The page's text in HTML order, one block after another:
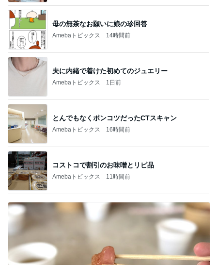
母の無茶なお願いに娘の珍回答
Amebaトピックス 14時間前
夫に内緒で着けた初めてのジュエリー
Amebaトピックス 1日前
とんでもなくポンコツだったCTスキャン
Amebaトピックス 16時間前
コストコで割引のお味噌とリピ品
Amebaトピックス 11時間前